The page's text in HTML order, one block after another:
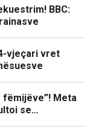
BBC:
vjeçari vret
fëmijëve”! Meta
se…